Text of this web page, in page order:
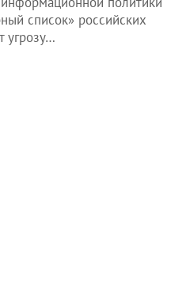
список» российских
угрозу…